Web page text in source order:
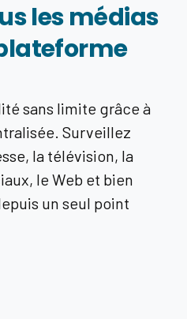
les médias
sans limite grâce à
Surveillez
la télévision, la
le Web et bien
un seul point